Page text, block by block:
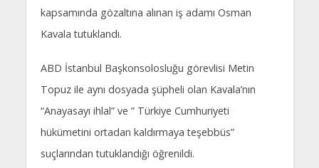
kapsamında gözaltına alınan iş adamı Osman
Kavala tutuklandı.
ABD İstanbul Başkonsolosluğu görevlisi Metin
Topuz ile aynı dosyada şüpheli olan Kavala’nın
“Anayasayı ihlal” ve ” Türkiye Cumhuriyeti
hükümetini ortadan kaldırmaya teşebbüs”
suçlarından tutuklandığı öğrenildi.